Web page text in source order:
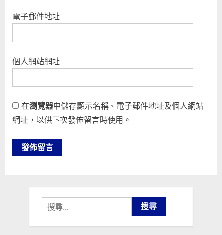
電子郵件地址
個人網站網址
在瀏覽器中儲存顯示名稱、電子郵件地址及個人網站
網址，以供下次發佈留言時使用。
搜
尋
關